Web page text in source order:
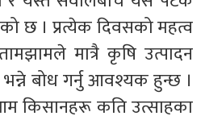
छ । प्रत्येक दिवसको महत्व
मात्रै कृषि उत्पादन
भन्ने बोध गर्नु आवश्यक हुन्छ ।
किसानहरू कति उत्साहका